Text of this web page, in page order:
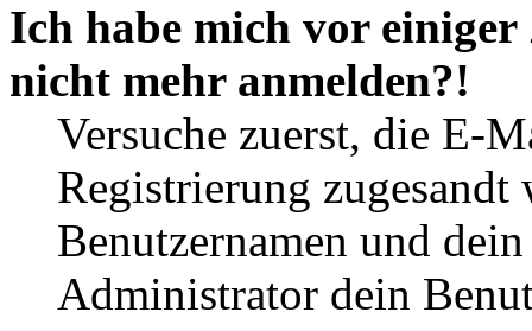
Ich habe mich vor
nicht mehr anmelden?!
Versuche zuerst, die E-
Registrierung
Benutzernamen und
Administrator dein